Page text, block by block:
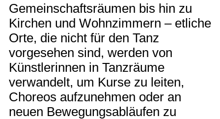
Gemeinschaftsräumen bis hin zu
Kirchen und Wohnzimmern – etliche
Orte, die nicht für den Tanz
vorgesehen sind, werden von
Künstlerinnen in Tanzräume
verwandelt, um Kurse zu leiten,
Choreos aufzunehmen oder an
neuen Bewegungsabläufen zu